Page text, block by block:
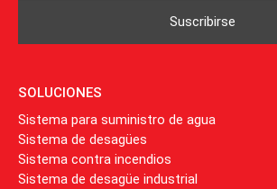
SOLUCIONES
Sistema para suministro de agua
Sistema de desagües
Sistema contra incendios
Sistema de desagüe industrial